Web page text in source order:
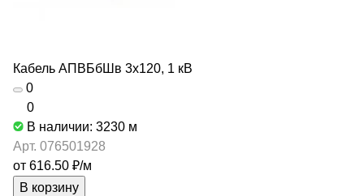
Кабель АПВБбШв 3х120, 1 кВ
0
0
В наличии: 3230 м
Арт. 076501928
от 616.50 ₽/м
В корзину